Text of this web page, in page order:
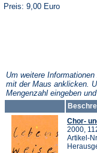
Preis: 9,00 Euro
Um weitere
mit der Maus anklicken.
Mengenzahl eingeben
Chor-
2000,
Artikel-